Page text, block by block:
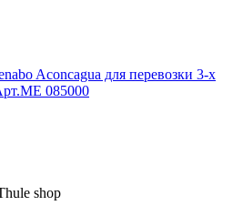
Aconcagua для перевозки 3-х
085000